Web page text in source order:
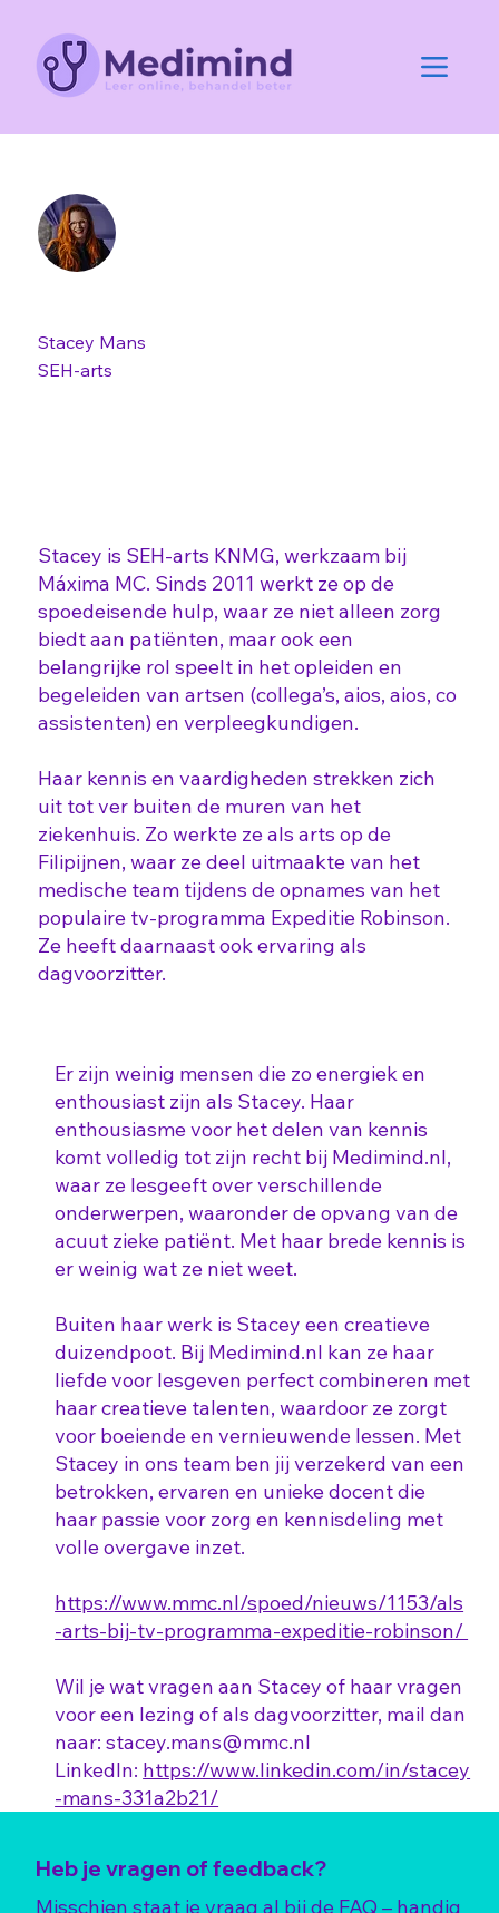
Stacey Mans
SEH-arts
Stacey is SEH-arts KNMG, werkzaam bij
Máxima MC. Sinds 2011 werkt ze op de
spoedeisende hulp, waar ze niet alleen zorg
biedt aan patiënten, maar ook een
belangrijke rol speelt in het opleiden en
begeleiden van artsen (collega’s, aios, aios, co
assistenten) en verpleegkundigen.
Haar kennis en vaardigheden strekken zich
uit tot ver buiten de muren van het
ziekenhuis. Zo werkte ze als arts op de
Filipijnen, waar ze deel uitmaakte van het
medische team tijdens de opnames van het
populaire tv-programma Expeditie Robinson.
Ze heeft daarnaast ook ervaring als
dagvoorzitter.
Er zijn weinig mensen die zo energiek en
enthousiast zijn als Stacey. Haar
enthousiasme voor het delen van kennis
komt volledig tot zijn recht bij Medimind.nl,
waar ze lesgeeft over verschillende
onderwerpen, waaronder de opvang van de
acuut zieke patiënt. Met haar brede kennis is
er weinig wat ze niet weet.
Buiten haar werk is Stacey een creatieve
duizendpoot. Bij Medimind.nl kan ze haar
liefde voor lesgeven perfect combineren met
haar creatieve talenten, waardoor ze zorgt
voor boeiende en vernieuwende lessen. Met
Stacey in ons team ben jij verzekerd van een
betrokken, ervaren en unieke docent die
haar passie voor zorg en kennisdeling met
volle overgave inzet.
https://www.mmc.nl/spoed/nieuws/1153/als
-arts-bij-tv-programma-expeditie-robinson/
Wil je wat vragen aan Stacey of haar vragen
voor een lezing of als dagvoorzitter, mail dan
naar:stacey.mans@mmc.nl
LinkedIn: https://www.linkedin.com/in/stacey
-mans-331a2b21/
Heb je vragen of feedback?
Misschien staat je vraag al bij de FAQ – handig